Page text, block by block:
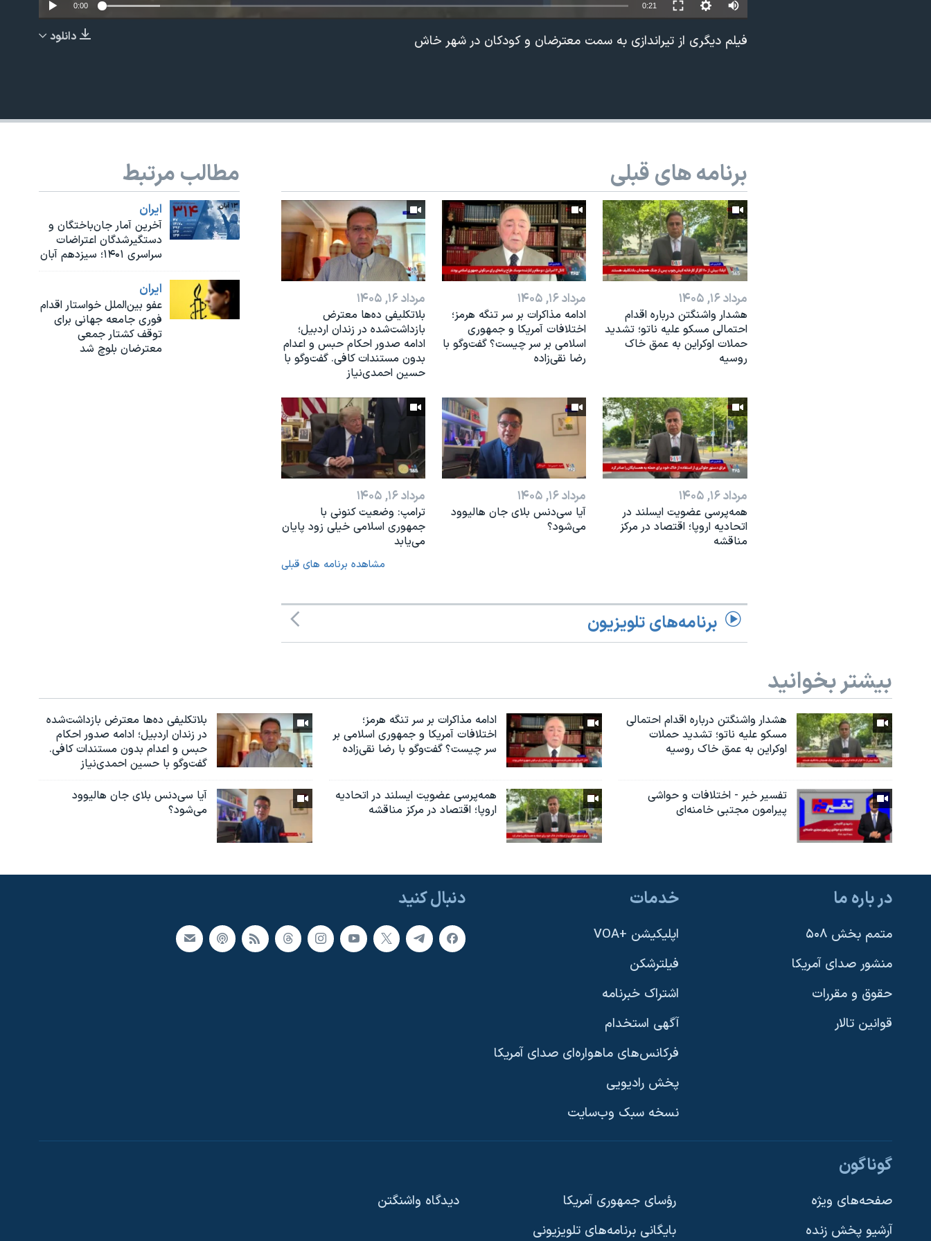
دنبال کنید
EMBED
0:00 0:21
دانلود فیلم دیگری از تیراندازی به سمت معترضان و کودکان در شهر خاش
مطالب مرتبط
ايران
آخرین آمار جان‌باختگان و
دستگیرشدگان‌ اعتراضات
سراسری ۱۴۰۱؛ سیزدهم آبان
ايران
عفو بین‌الملل خواستار اقدام
فوری جامعه‌ جهانی برای
توقف کشتار جمعی
معترضان بلوچ شد
برنامه های قبلی
مرداد ۱۶, ۱۴۰۵
هشدار واشنگتن درباره اقدام
احتمالی مسکو علیه ناتو؛ تشدید
حملات اوکراین به عمق خاک
روسیه
مرداد ۱۶, ۱۴۰۵
ادامه مذاکرات بر سر تنگه هرمز؛
اختلافات آمریکا و جمهوری
اسلامی بر سر چیست؟ گفت‌وگو با
رضا نقی‌زاده
مرداد ۱۶, ۱۴۰۵
بلاتکلیفی ده‌ها معترض
بازداشت‌شده در زندان اردبیل؛
ادامه صدور احکام حبس و اعدام
بدون مستندات کافی. گفت‌وگو با
حسین احمدی‌نیاز
مرداد ۱۶, ۱۴۰۵
همه‌پرسی عضویت ایسلند در
اتحادیه اروپا؛ اقتصاد در مرکز
مناقشه
مرداد ۱۶, ۱۴۰۵
آیا سی‌دنس بلای جان هالیوود
می‌شود؟
مرداد ۱۶, ۱۴۰۵
ترامپ: وضعیت کنونی با
جمهوری اسلامی خیلی زود پایان
می‌یابد
مشاهده برنامه های قبلی
برنامه‌های تلویزیون
بیشتر بخوانید
هشدار واشنگتن درباره اقدام احتمالی
مسکو علیه ناتو؛ تشدید حملات
اوکراین به عمق خاک روسیه
ادامه مذاکرات بر سر تنگه هرمز؛
اختلافات آمریکا و جمهوری اسلامی بر
سر چیست؟ گفت‌وگو با رضا نقی‌زاده
بلاتکلیفی ده‌ها معترض بازداشت‌شده
در زندان اردبیل؛ ادامه صدور احکام
حبس و اعدام بدون مستندات کافی.
گفت‌وگو با حسین احمدی‌نیاز
تفسیر خبر - اختلافات و حواشی
پیرامون مجتبی خامنه‌ای
همه‌پرسی عضویت ایسلند در اتحادیه
اروپا؛ اقتصاد در مرکز مناقشه
آیا سی‌دنس بلای جان هالیوود
می‌شود؟
دنبال کنید در باره ما
متمم بخش ۵۰۸
منشور صدای آمریکا
حقوق و مقررات
قوانین تالار
خدمات
اپلیکیشن +VOA
فیلترشکن
اشتراک خبرنامه
آگهی استخدام
فرکانس‌های ماهواره‌ای صدای آمریکا
پخش رادیویی
نسخه سبک وب‌سایت
گوناگون
صفحه‌های ویژه
آرشیو پخش زنده
رؤسای جمهوری آمریکا
بایگانی برنامه‌های تلویزیونی
دیدگاه‌ واشنگتن